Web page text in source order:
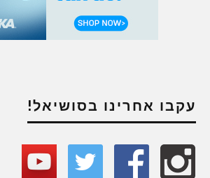
עקבו אחרינו בסושיאל!